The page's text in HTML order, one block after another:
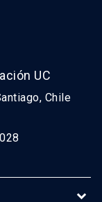
UC
Chile